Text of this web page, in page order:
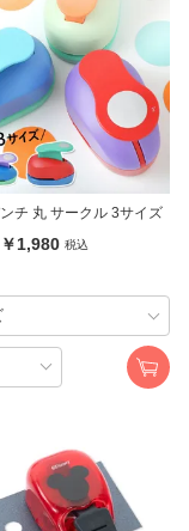
チ 丸 サークル 3サイズ
1,980 税込